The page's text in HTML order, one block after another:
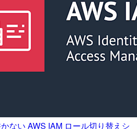
ない AWS IAM ロール切り替えシ